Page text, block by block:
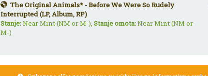
The Original Animals* - Before We Were So Rudely
Interrupted (LP, Album, RP)
Stanje:Near Mint (NM or M-),Stanje omota:Near Mint (NM or
M-)